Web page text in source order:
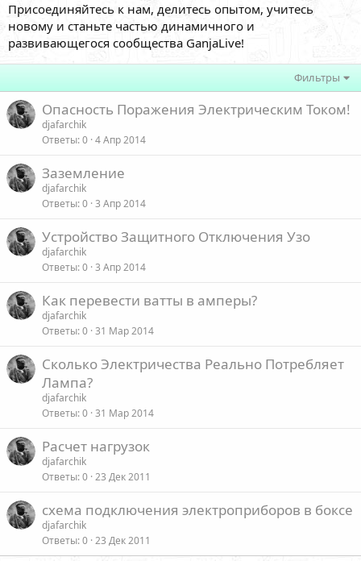
Присоединяйтесь к нам, делитесь опытом, учитесь
новому и станьте частью динамичного и
развивающегося сообщества GanjaLive!
Фильтры
Опасность Поражения Электрическим Током!
djafarchik
Ответы 0 4 Апр 2014
Заземление
djafarchik
Ответы 0 3 Апр 2014
Устройство Защитного Отключения Узо
djafarchik
Ответы 0 3 Апр 2014
Как перевести ватты в амперы?
djafarchik
Ответы 0 31 Мар 2014
Сколько Электричества Реально Потребляет
Лампа?
djafarchik
Ответы 0 31 Мар 2014
Расчет нагрузок
djafarchik
Ответы 0 23 Дек 2011
схема подключения электроприборов в боксе
djafarchik
Ответы 0 23 Дек 2011